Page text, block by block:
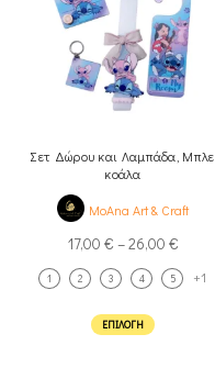
Σετ Δώρου και Λαμπάδα, Μπλε
κοάλα
MoAna Art & Craft
17,00 € –26,00 €
1 2 3 4 5 +1
ΕΠΙΛΟΓΉ